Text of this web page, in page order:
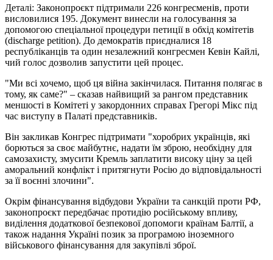
Деталі: Законопроєкт підтримали 226 конгресменів, проти
висловилися 195. Документ винесли на голосування за
допомогою спеціальної процедури петиції в обхід комітетів
(discharge petition). До демократів приєдналися 18
республіканців та один незалежний конгресмен Кевін Кайлі,
чий голос дозволив запустити цей процес.
"Ми всі хочемо, щоб ця війна закінчилася. Питання полягає в
тому, як саме?" – сказав найвищий за рангом представник
меншості в Комітеті у закордонних справах Грегорі Мікс під
час виступу в Палаті представників.
Він закликав Конгрес підтримати "хоробрих українців, які
борються за своє майбутнє, надати їм зброю, необхідну для
самозахисту, змусити Кремль заплатити високу ціну за цей
аморальний конфлікт і притягнути Росію до відповідальності
за її воєнні злочини".
Окрім фінансування відбудови України та санкцій проти РФ,
законопроєкт передбачає протидію російському впливу,
виділення додаткової безпекової допомоги країнам Балтії, а
також надання Україні позик за програмою іноземного
військового фінансування для закупівлі зброї.